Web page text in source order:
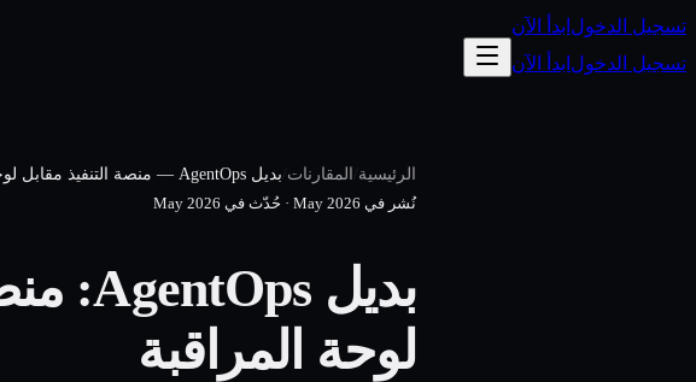
تسجيل الدخول ابدأ الآن
تسجيل الدخول ابدأ الآن
الرئيسية/ المقارنات/بديل AgentOps — منصة التنفيذ مقابل لوحة المراقبة
نُشر في May 2026
· حُدّث في May 2026
لوحة المراقبة